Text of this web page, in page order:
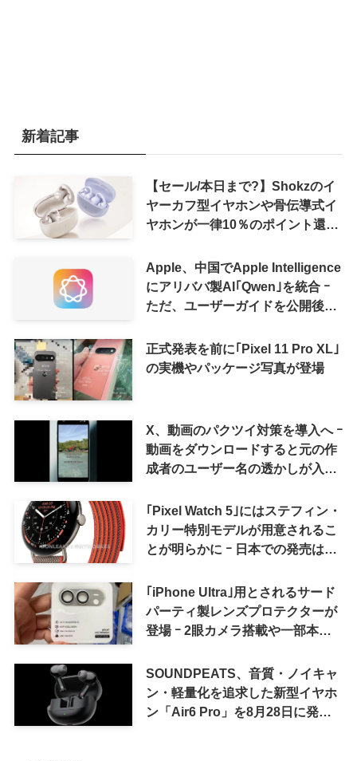
新着記事
【セール/本日まで?】Shokzのイ
ヤーカフ型イヤホンや骨伝導式イ
ヤホンが一律10％のポイント還元
Apple、中国でApple Intelligence
にアリババ製AI｢Qwen｣を統合 ｰ
ただ、ユーザーガイドを公開後に
正式発表を前に｢Pixel 11 Pro XL｣
の実機やパッケージ写真が登場
X、動画のパクツイ対策を導入へ ｰ
動画をダウンロードすると元の作
成者のユーザー名の透かしが入る
｢Pixel Watch 5｣にはステフィン・
カリー特別モデルが用意されるこ
とが明らかに ｰ 日本での発売は期
｢iPhone Ultra｣用とされるサード
パーティ製レンズプロテクターが
登場 ｰ 2眼カメラ搭載や一部本体
SOUNDPEATS、音質・ノイキャ
ン・軽量化を追求した新型イヤホ
ン「Air6 Pro」を8月28日に発売